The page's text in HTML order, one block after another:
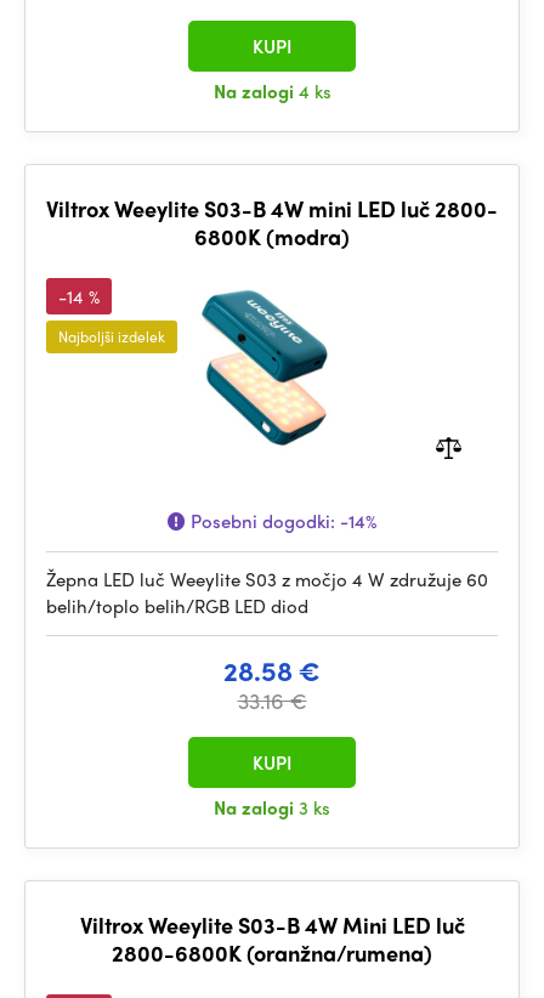
Na zalogi 4 ks
KUPI
Viltrox Weeylite S03-B 4W mini LED luč 2800-
6800K (modra)
-14 %
Najboljši izdelek
Posebni dogodki: -14%
Žepna LED luč Weeylite S03 z močjo 4 W združuje 60
belih/toplo belih/RGB LED diod
28.58 €
33.16 €
Na zalogi 3 ks
KUPI
Viltrox Weeylite S03-B 4W Mini LED luč
2800-6800K (oranžna/rumena)